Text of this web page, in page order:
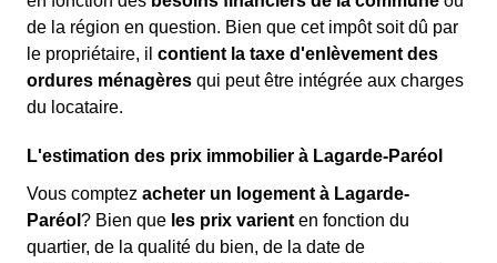
de la région en question. Bien que cet impôt soit dû par
le propriétaire, il contient la taxe d'enlèvement des
ordures ménagères qui peut être intégrée aux charges
du locataire.
L'estimation des prix immobilier à Lagarde-Paréol
Vous comptez acheter un logement à Lagarde-
Paréol ? Bien que les prix varient en fonction du
quartier, de la qualité du bien, de la date de